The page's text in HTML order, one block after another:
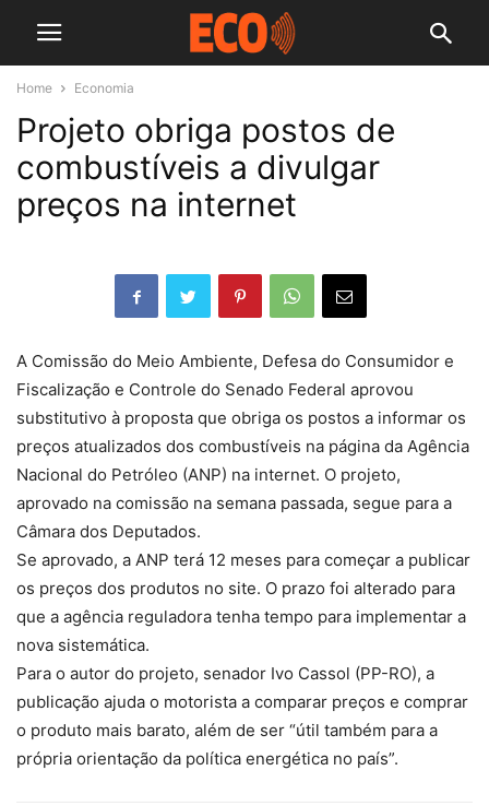
Home Economia
Projeto obriga postos de
combustíveis a divulgar
preços na internet
A Comissão do Meio Ambiente, Defesa do Consumidor e
Fiscalização e Controle do Senado Federal aprovou
substitutivo à proposta que obriga os postos a informar os
preços atualizados dos combustíveis na página da Agência
Nacional do Petróleo (ANP) na internet. O projeto,
aprovado na comissão na semana passada, segue para a
Câmara dos Deputados.
Se aprovado, a ANP terá 12 meses para começar a publicar
os preços dos produtos no site. O prazo foi alterado para
que a agência reguladora tenha tempo para implementar a
nova sistemática.
Para o autor do projeto, senador Ivo Cassol (PP-RO), a
publicação ajuda o motorista a comparar preços e comprar
o produto mais barato, além de ser “útil também para a
própria orientação da política energética no país”.